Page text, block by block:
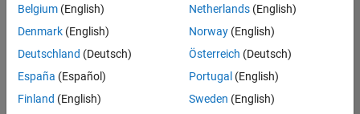
Belgium (English)
Denmark (English)
Deutschland (Deutsch)
España (Español)
Finland (English)
Netherlands(English)
Norway(English)
Österreich (Deutsch)
Portugal (English)
Sweden (English)
Centro de confianza
Marcas comerciales
Política de privacidad
Antipiratería
Estado de las aplicaciones
Información de contacto
© 1994-2026 The MathWorks, Inc.